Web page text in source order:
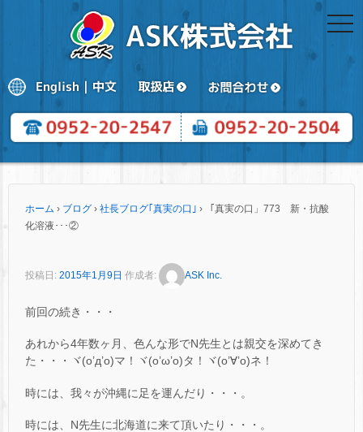
ホーム › ブログ › 社長ブログ｢真実の口｣ ›
「真実の口」773 新・抗酸
化溶液･･･②
投稿日: 2015年1月9日 作成者: ASK Inc.
前回の続き・・・
あれから4年数ヶ月、色んな形でN先生とは親交を深めてき
た・・・ヾ(o’д’o)マ！ヾ(o’ω’o)タ！ヾ(o’∀’o)ネ！
時には、我々が沖縄に足を運んだり・・・。
時には、N先生に北海道に来て頂いたり・・・。